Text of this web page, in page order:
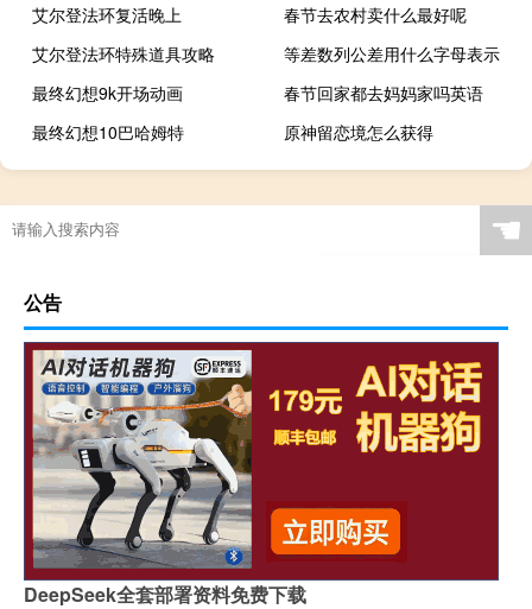
艾尔登法环复活晚上
春节去农村卖什么最好呢
艾尔登法环特殊道具攻略
等差数列公差用什么字母表示
最终幻想9k开场动画
春节回家都去妈妈家吗英语
最终幻想10巴哈姆特
原神留恋境怎么获得
☚
公告
DeepSeek全套部署资料免费下载